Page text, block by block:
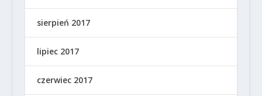
sierpień 2017
lipiec 2017
czerwiec 2017